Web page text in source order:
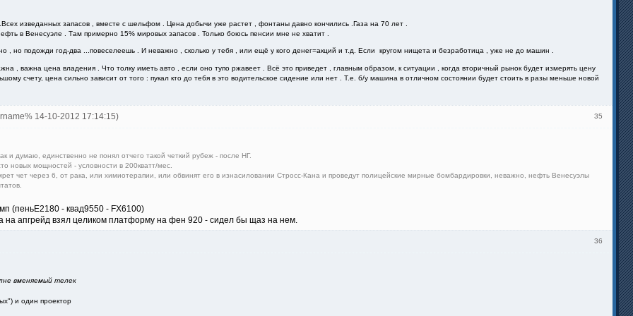
изведанных запасов , вместе с шельфом . Цена добычи уже растет , фонтаны давно кончились .Газа на 70 лет .
в Венесуэле . Там примерно 15% мировых запасов . Только боюсь пенсии мне не хватит .
, но подожди год-два ...повеселеешь . И неважно , сколько у тебя , или ещё у кого денег=акций и т.д. Если кругом нищета и безработица , уже не до машин .
, важна цена владения . Что толку иметь авто , если оно тупо ржавеет . Всё это приведет , главным образом, к ситуации , когда вторичный рынок будет измерять цену
счету, цена сильно зависит от того : пукал кто до тебя в это водительское сидение или нет . Т.е. б/у машина в отличном состоянии будет стоить в разы меньше новой
35
14-10-2012 17:14:15)
и думаю, единственно не понял отчего такой четкий рубеж - после НГ.
новых мощностей - условности в 200кватт/мес.
чет через 6, от рака, или химиотерапии, или обвинят его в изнасиловании Стросс-Кана и проведут полицейские мирные бомбардировки, неважно, нефть Венесуэлы
(пеньЕ2180 - квад9550 - FX6100)
на апгрейд взял целиком платформу на фен 920 - сидел бы щаз на нем.
36
вменяемый телек
и один проектор